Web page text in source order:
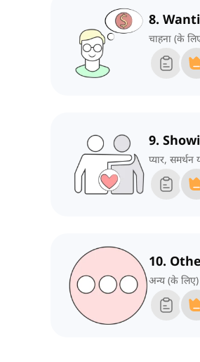
8.
चाहना (के
9.
प्यार, समर्थन
10.
अन्य (के लिए)